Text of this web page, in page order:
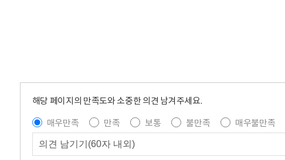
해당 페이지의 만족도와 소중한 의견 남겨주세요.
매우만족
만족 보통 불만족
매우불만족